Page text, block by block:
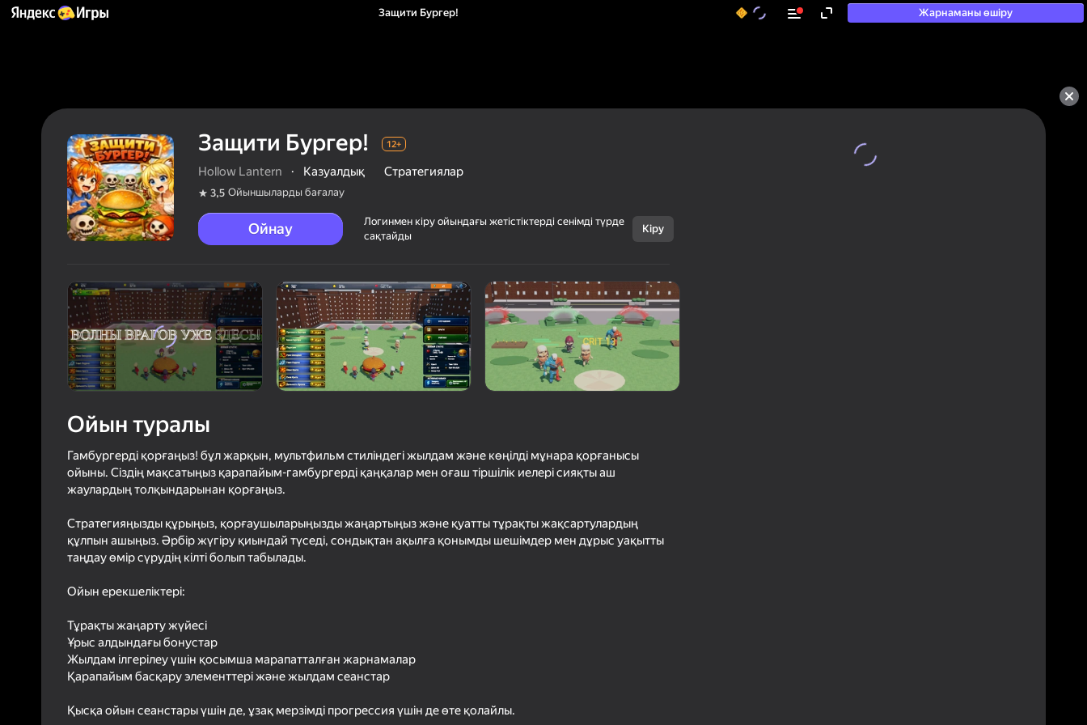
Защити Бургер! Жарнаманы өшіру
50+ топ ойындар, олармен
Защити Бургер! 12+
Hollow Lantern
Казуалдық
Стратегиялар
3,5 Ойыншыларды бағалау
Ойнау
Ойын туралы толығырақ
Защити Бургер! 12+
Hollow Lantern · Казуалдық Стратегиялар
3,5 Ойыншыларды бағалау
Ойнау
Логинмен кіру ойындағы жетістіктерді сенімді түрде
сақтайды
Кіру
Ойын туралы
Гамбургерді қорғаңыз! бұл жарқын, мультфильм стиліндегі жылдам және көңілді мұнара қорғанысы
ойыны. Сіздің мақсатыңыз қарапайым-гамбургерді қаңқалар мен оғаш тіршілік иелері сияқты аш
жаулардың толқындарынан қорғаңыз.
Стратегияңызды құрыңыз, қорғаушыларыңызды жаңартыңыз және қуатты тұрақты жақсартулардың
құлпын ашыңыз. Әрбір жүгіру қиындай түседі, сондықтан ақылға қонымды шешімдер мен дұрыс уақытты
таңдау өмір сүрудің кілті болып табылады.
Ойын ерекшеліктері:
Тұрақты жаңарту жүйесі
Ұрыс алдындағы бонустар
Жылдам ілгерілеу үшін қосымша марапатталған жарнамалар
Қарапайым басқару элементтері және жылдам сеанстар
Қысқа ойын сеанстары үшін де, ұзақ мерзімді прогрессия үшін де өте қолайлы.